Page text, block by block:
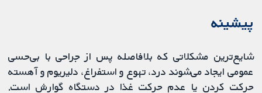
پیشینه
شایع‌ترین مشکلاتی که بلافاصله پس از جراحی با بی‌حسی
عمومی ایجاد می‌شوند درد، تهوع و استفراغ، دلیریوم و آهسته
حرکت کردن یا عدم حرکت غذا در دستگاه گوارش است.